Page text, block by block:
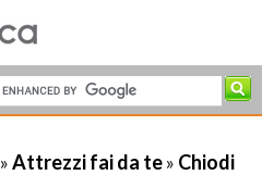
»Attrezzi fai da te» Chiodi